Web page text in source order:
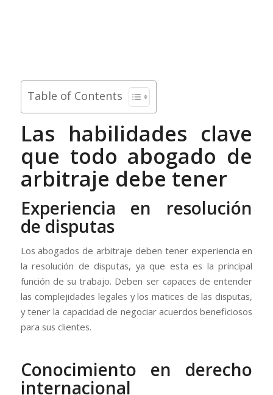
Table of Contents
Las habilidades clave
que todo abogado de
arbitraje debe tener
Experiencia en resolución
de disputas
Los abogados de arbitraje deben tener experiencia en
la resolución de disputas, ya que esta es la principal
función de su trabajo. Deben ser capaces de entender
las complejidades legales y los matices de las disputas,
y tener la capacidad de negociar acuerdos beneficiosos
para sus clientes.
Conocimiento en derecho
internacional